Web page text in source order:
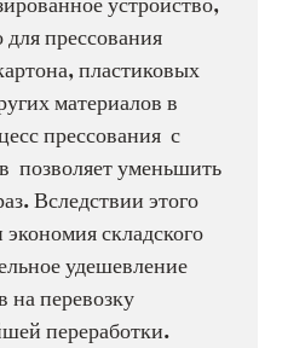
для прессования
пластиковых
материалов в
прессования с
позволяет уменьшить
Вследствии этого
экономия складского
удешевление
на перевозку
переработки.